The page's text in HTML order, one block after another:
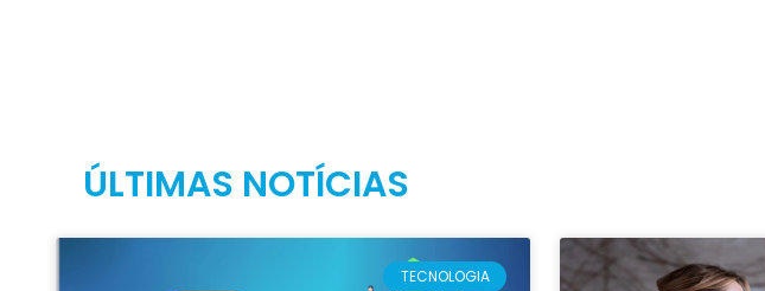
ÚLTIMAS NOTÍCIAS
TECNOLOGIA